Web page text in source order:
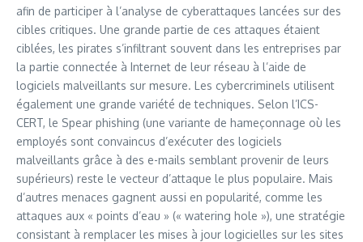
afin de participer à l’analyse de cyberattaques lancées sur des
cibles critiques. Une grande partie de ces attaques étaient
ciblées, les pirates s’infiltrant souvent dans les entreprises par
la partie connectée à Internet de leur réseau à l’aide de
logiciels malveillants sur mesure. Les cybercriminels utilisent
également une grande variété de techniques. Selon l’ICS-
CERT, le Spear phishing (une variante de hameçonnage où les
employés sont convaincus d’exécuter des logiciels
malveillants grâce à des e-mails semblant provenir de leurs
supérieurs) reste le vecteur d’attaque le plus populaire. Mais
d’autres menaces gagnent aussi en popularité, comme les
attaques aux « points d’eau » (« watering hole »), une stratégie
consistant à remplacer les mises à jour logicielles sur les sites